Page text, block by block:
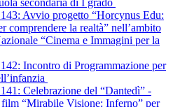
secondaria di I grado
Avvio progetto “Horcynus Edu:
comprendere la realtà” nell’ambito
“Cinema e Immagini per la
Incontro di Programmazione per
Celebrazione del “Dantedì” -
“Mirabile Visione: Inferno” per